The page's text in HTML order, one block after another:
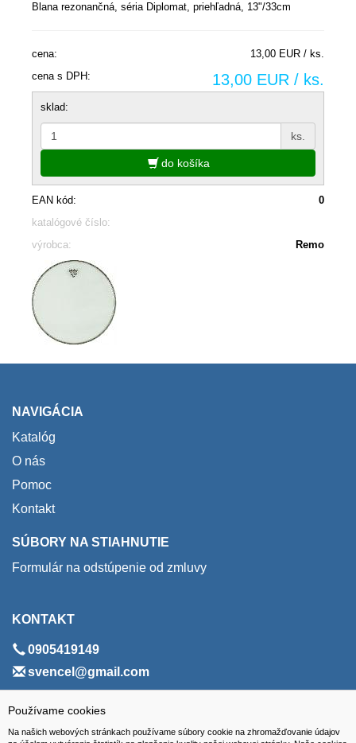
Používame cookies
Na našich webových stránkach používame súbory cookie na zhromažďovanie údajov
Blana rezonančná, séria Diplomat, priehľadná, 13"/33cm
cena:
13,00 EUR / ks.
cena s DPH:
13,00 EUR / ks.
sklad:
ks.
do košíka
EAN kód:
0
katalógové číslo:
výrobca:
Remo
NAVIGÁCIA
Katalóg
O nás
Pomoc
Kontakt
SÚBORY NA STIAHNUTIE
Formulár na odstúpenie od zmluvy
KONTAKT
0905419149
svencel@gmail.com
ADRESA